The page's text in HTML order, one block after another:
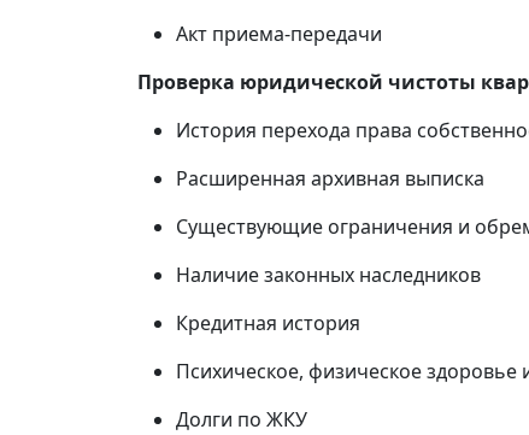
Акт приема-передачи
Проверка юридической чистоты
История перехода права
Расширенная архивная выписка
Существующие ограничения и
Наличие законных наследников
Кредитная история
Психическое, физическое здоровье
Долги по ЖКУ